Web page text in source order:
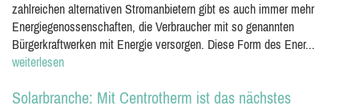
zahlreichen alternativen Stromanbietern gibt es auch immer mehr
Energiegenossenschaften, die Verbraucher mit so genannten
Bürgerkraftwerken mit Energie versorgen. Diese Form des Ener...
weiterlesen
Solarbranche: Mit Centrotherm ist das nächstes